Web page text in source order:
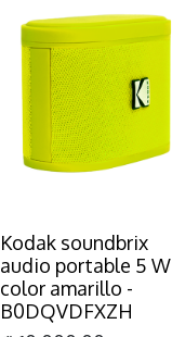
Kodak soundbrix
audio portable 5 W
color amarillo -
B0DQVDFXZH